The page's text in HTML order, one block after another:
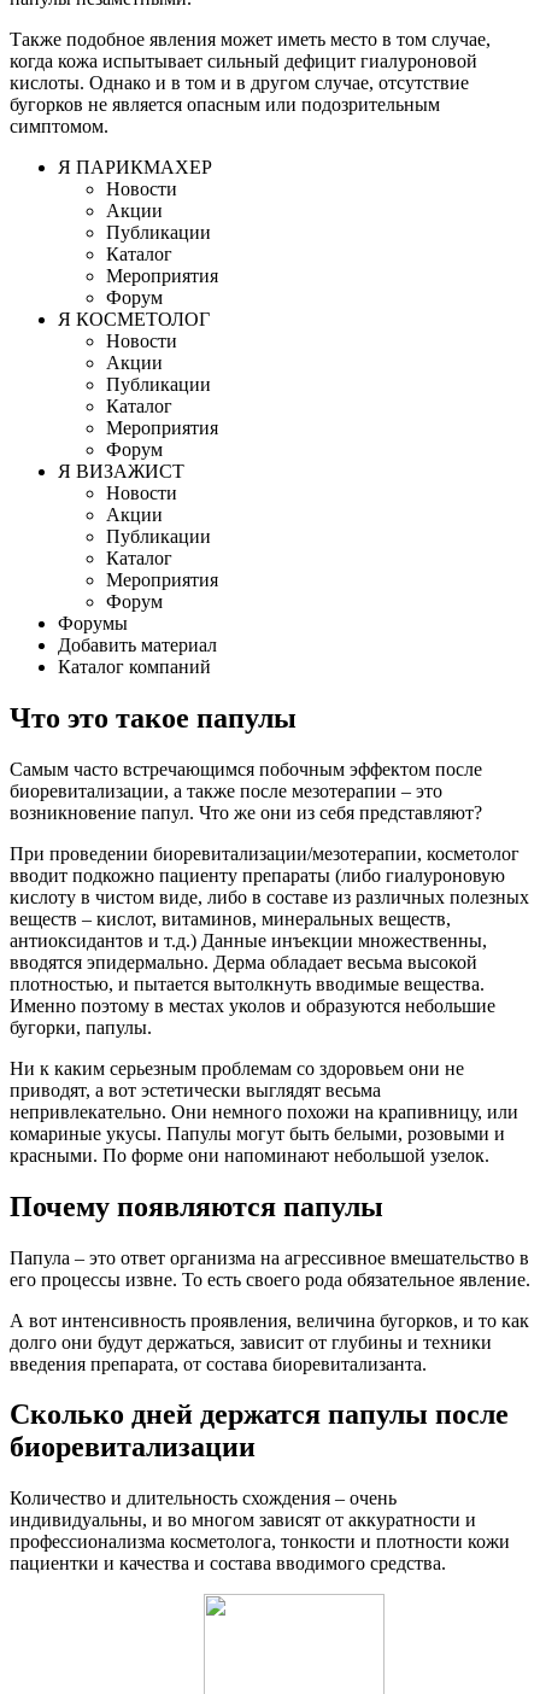
Также подобное явления может иметь место в том случае,
когда кожа испытывает сильный дефицит гиалуроновой
кислоты. Однако и в том и в другом случае, отсутствие
бугорков не является опасным или подозрительным
симптомом.
Я ПАРИКМАХЕР
Новости
Акции
Публикации
Каталог
Мероприятия
Форум
Я КОСМЕТОЛОГ
Новости
Акции
Публикации
Каталог
Мероприятия
Форум
Я ВИЗАЖИСТ
Новости
Акции
Публикации
Каталог
Мероприятия
Форум
Форумы
Добавить материал
Каталог компаний
Что это такое папулы
Самым часто встречающимся побочным эффектом после
биоревитализации, а также после мезотерапии – это
возникновение папул. Что же они из себя представляют?
При проведении биоревитализации/мезотерапии, косметолог
вводит подкожно пациенту препараты (либо гиалуроновую
кислоту в чистом виде, либо в составе из различных полезных
веществ – кислот, витаминов, минеральных веществ,
антиоксидантов и т.д.) Данные инъекции множественны,
вводятся эпидермально. Дерма обладает весьма высокой
плотностью, и пытается вытолкнуть вводимые вещества.
Именно поэтому в местах уколов и образуются небольшие
бугорки, папулы.
Ни к каким серьезным проблемам со здоровьем они не
приводят, а вот эстетически выглядят весьма
непривлекательно. Они немного похожи на крапивницу, или
комариные укусы. Папулы могут быть белыми, розовыми и
красными. По форме они напоминают небольшой узелок.
Почему появляются папулы
Папула – это ответ организма на агрессивное вмешательство в
его процессы извне. То есть своего рода обязательное явление.
А вот интенсивность проявления, величина бугорков, и то как
долго они будут держаться, зависит от глубины и техники
введения препарата, от состава биоревитализанта.
Сколько дней держатся папулы после
биоревитализации
Количество и длительность схождения – очень
индивидуальны, и во многом зависят от аккуратности и
профессионализма косметолога, тонкости и плотности кожи
пациентки и качества и состава вводимого средства.